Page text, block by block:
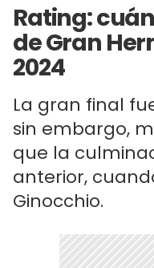
Rating:
de Gran
2024
La gran final
sin embargo,
que la
anterior,
Ginocchio.